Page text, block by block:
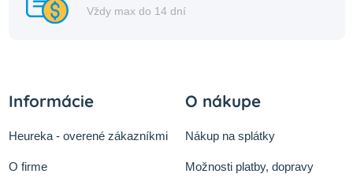
Vždy max do 14 dní
Informácie
Heureka - overené zákazníkmi
O firme
O nákupe
Nákup na splátky
Možnosti platby, dopravy